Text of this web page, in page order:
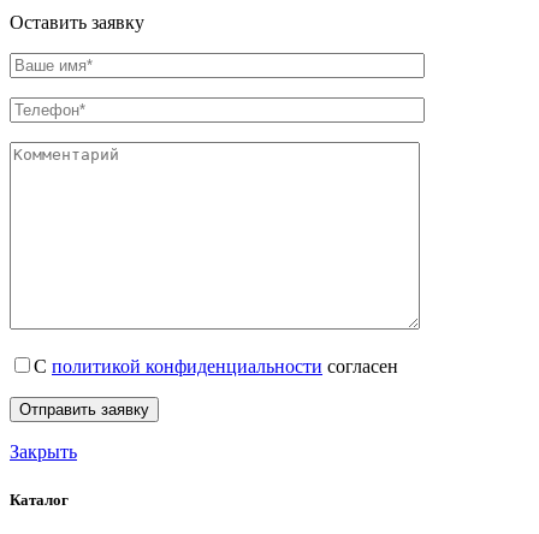
Оставить заявку
С политикой конфиденциальности согласен
Закрыть
Каталог